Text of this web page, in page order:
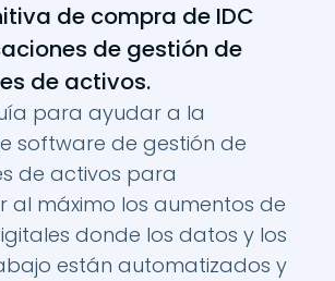
de compra de IDC
de gestión de
de activos.
para ayudar a la
software de gestión de
de activos para
al máximo los aumentos de
donde los datos y los
están automatizados y